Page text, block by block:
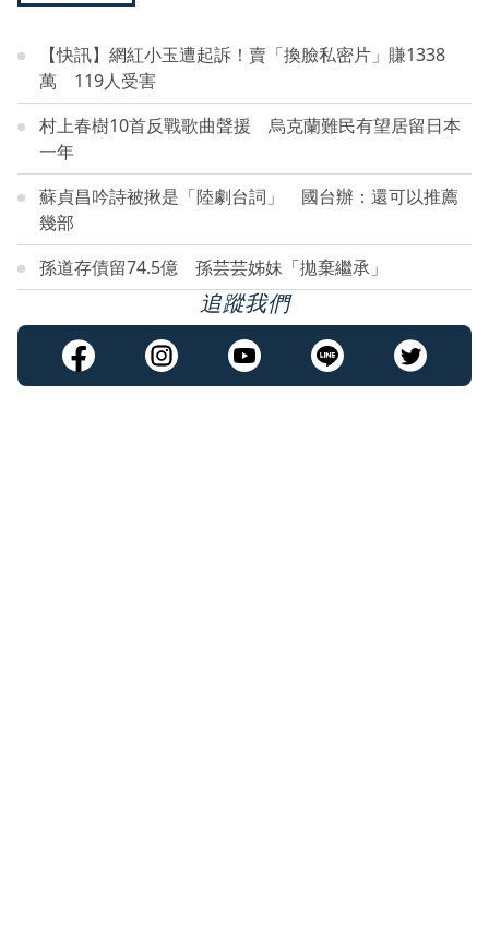
【快訊】網紅小玉遭起訴！賣「換臉私密片」賺1338
萬 119人受害
村上春樹10首反戰歌曲聲援 烏克蘭難民有望居留日本
一年
蘇貞昌吟詩被揪是「陸劇台詞」 國台辦：還可以推薦
幾部
孫道存債留74.5億 孫芸芸姊妹「拋棄繼承」
追蹤我們